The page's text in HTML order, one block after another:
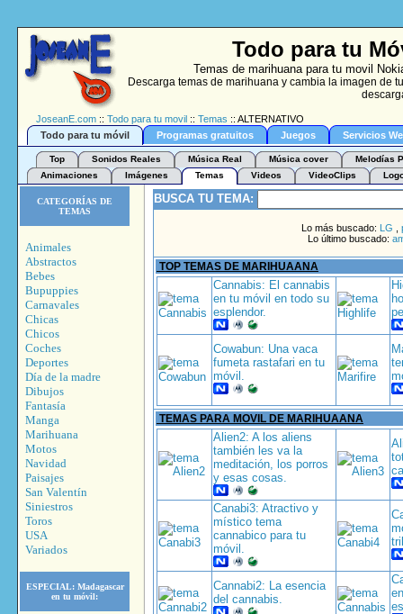
Todo para tu
Temas de marihuana para tu movil
Descarga temas de marihuana y cambia la imagen de
JoseanE.com :: Todo para tu movil :: Temas :: ALTERNATIVO
Todo para tu móvil
Programas gratuitos Juegos Servicios
Top Sonidos Reales Música Real Música cover
Melodías
Animaciones
Imágenes Temas Videos VideoClips
CATEGORÍAS DE
TEMAS
Animales
Abstractos
Bebes
Bupuppies
Carnavales
Chicas
Chicos
Coches
Deportes
Día de la madre
Dibujos
Fantasía
Manga
Marihuana
Motos
Navidad
Paisajes
San Valentín
Siniestros
Toros
USA
Variados
ESPECIAL: Madagascar
en tu móvil:
BUSCA TU TEMA:
Lo más buscado: LG
Lo último buscado:
TOP TEMAS DE MARIHUAANA
Cannabis: El cannabis
en tu móvil en todo su
esplendor.
Cowabun: Una vaca
fumeta rastafari en tu
móvil.
TEMAS PARA MOVIL DE MARIHUAANA
Alien2: A los aliens
también les va la
meditación, los porros
y esas cosas.
Canabi3: Atractivo y
místico tema
cannabico para tu
móvil.
Cannabi2: La esencia
del cannabis.